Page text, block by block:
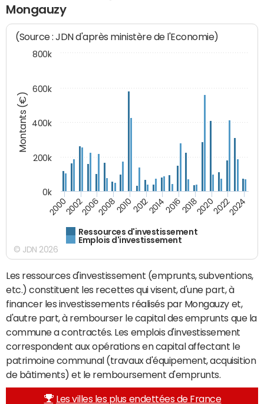
Mongauzy
Montants (€)
(Source : JDN d'après ministère de l'Economie)
Ressources d'investissement
Emplois d'investissement
200020022006200820102012201420162018202020222024
0k
200k
400k
600k
800k
© JDN 2026
Les ressources d'investissement (emprunts, subventions,
etc.) constituent les recettes qui visent, d'une part, à
financer les investissements réalisés par Mongauzy et,
d'autre part, à rembourser le capital des emprunts que la
commune a contractés. Les emplois d'investissement
correspondent aux opérations en capital affectant le
patrimoine communal (travaux d'équipement, acquisition
de bâtiments) et le remboursement d'emprunts.
Les villes les plus endettées de France